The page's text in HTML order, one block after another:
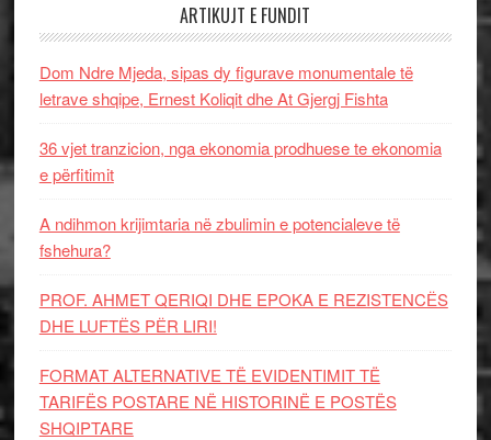
ARTIKUJT E FUNDIT
Dom Ndre Mjeda, sipas dy figurave monumentale të
letrave shqipe, Ernest Koliqit dhe At Gjergj Fishta
36 vjet tranzicion, nga ekonomia prodhuese te ekonomia
e përfitimit
A ndihmon krijimtaria në zbulimin e potencialeve të
fshehura?
PROF. AHMET QERIQI DHE EPOKA E REZISTENCЁS
DHE LUFTЁS PЁR LIRI!
FORMAT ALTERNATIVE TË EVIDENTIMIT TË
TARIFËS POSTARE NË HISTORINË E POSTËS
SHQIPTARE